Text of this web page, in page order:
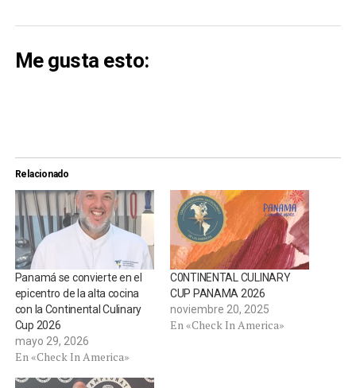
Me gusta esto:
Relacionado
Panamá se convierte en el
epicentro de la alta cocina
con la Continental Culinary
Cup 2026
mayo 29, 2026
En «Check In America»
C0NTINENTAL CULINARY
CUP PANAMA 2026
noviembre 20, 2025
En «Check In America»